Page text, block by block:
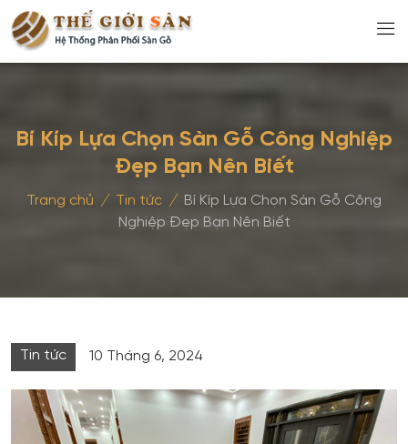
Bí Kíp Lựa Chọn Sàn Gỗ Công Nghiệp
Đẹp Bạn Nên Biết
Trang chủ / Tin tức / Bí Kíp Lựa Chọn Sàn Gỗ Công
Nghiệp Đẹp Bạn Nên Biết
Tin tức 10 Tháng 6, 2024